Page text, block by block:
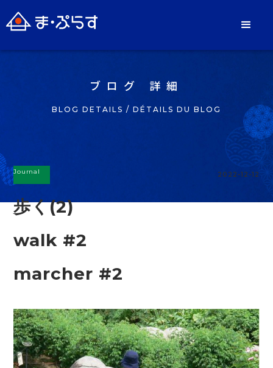
ブログ 詳細
BLOG DETAILS / DÉTAILS DU BLOG
Journal 2022-12-12
歩く(2)
walk #2
marcher #2